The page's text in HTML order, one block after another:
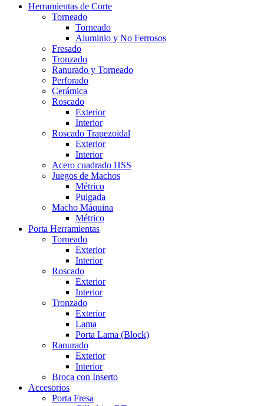
Herramientas de Corte
Torneado
Torneado
Aluminio y No Ferrosos
Fresado
Tronzado
Ranurado y Torneado
Perforado
Cerámica
Roscado
Exterior
Interior
Roscado Trapezoidal
Exterior
Interior
Acero cuadrado HSS
Juegos de Machos
Métrico
Pulgada
Macho Máquina
Métrico
Porta Herramientas
Torneado
Exterior
Interior
Roscado
Exterior
Interior
Tronzado
Exterior
Lama
Porta Lama (Block)
Ranurado
Exterior
Interior
Broca con Inserto
Accesorios
Porta Fresa